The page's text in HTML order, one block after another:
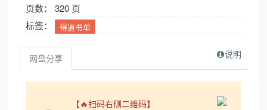
页数： 320 页
标签：
得道书单
网盘分享 说明
【🔥扫码右侧二维码】